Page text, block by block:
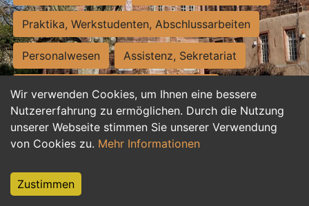
Wir verwenden Cookies, um Ihnen eine bessere
Nutzererfahrung zu ermöglichen. Durch die Nutzung
unserer Webseite stimmen Sie unserer Verwendung
von Cookies zu. Mehr Informationen
Zustimmen
Praktika, Werkstudenten, Abschlussarbeiten
Personalwesen Assistenz, Sekretariat
Hilfskräfte, Aushilfs- und Nebenjobs
Einkauf, Logistik, Materialwirtschaft
Weiterbildung, Studium, duale Ausbildung
Tourismus